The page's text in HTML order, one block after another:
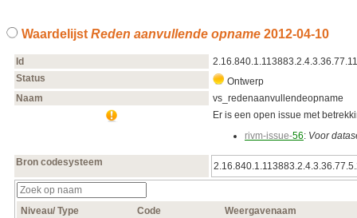
Waardelijst Reden aanvullende opname 2012‑04‑10
Id
Status
Ontwerp
Naam
vs_redenaanvullendeopname
Er is een open issue met
rivm-issue-56: Voor
Bron codesysteem
Niveau/ Type Code
Weergavenaam